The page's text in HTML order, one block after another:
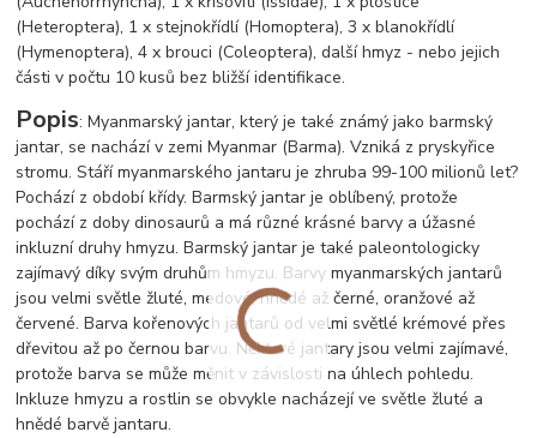
(Heteroptera), 1 x stejnokřídlí (Homoptera), 3 x blanokřídlí
(Hymenoptera), 4 x brouci (Coleoptera), další hmyz - nebo jejich
části v počtu 10 kusů bez bližší identifikace.
Popis: Myanmarský jantar, který je také známý jako barmský
jantar, se nachází v zemi Myanmar (Barma). Vzniká z pryskyřice
stromu. Stáří myanmarského jantaru je zhruba 99-100 milionů let?
Pochází z období křídy. Barmský jantar je oblíbený, protože
pochází z doby dinosaurů a má různé krásné barvy a úžasné
inkluzní druhy hmyzu. Barmský jantar je také paleontologicky
zajímavý díky svým druhům hmyzu. Barvy myanmarských jantarů
jsou velmi světle žluté, medové, hnědé až černé, oranžové až
červené. Barva kořenových jantarů od velmi světlé krémové přes
dřevitou až po černou barvu. Některé jantary jsou velmi zajímavé,
protože barva se může měnit v závislosti na úhlech pohledu.
Inkluze hmyzu a rostlin se obvykle nacházejí ve světle žluté a
hnědé barvě jantaru.